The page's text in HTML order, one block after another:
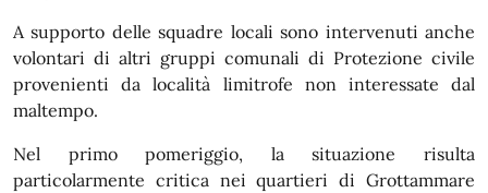
A supporto delle squadre locali sono intervenuti anche
volontari di altri gruppi comunali di Protezione civile
provenienti da località limitrofe non interessate dal
maltempo.
Nel primo pomeriggio, la situazione risulta
particolarmente critica nei quartieri di Grottammare